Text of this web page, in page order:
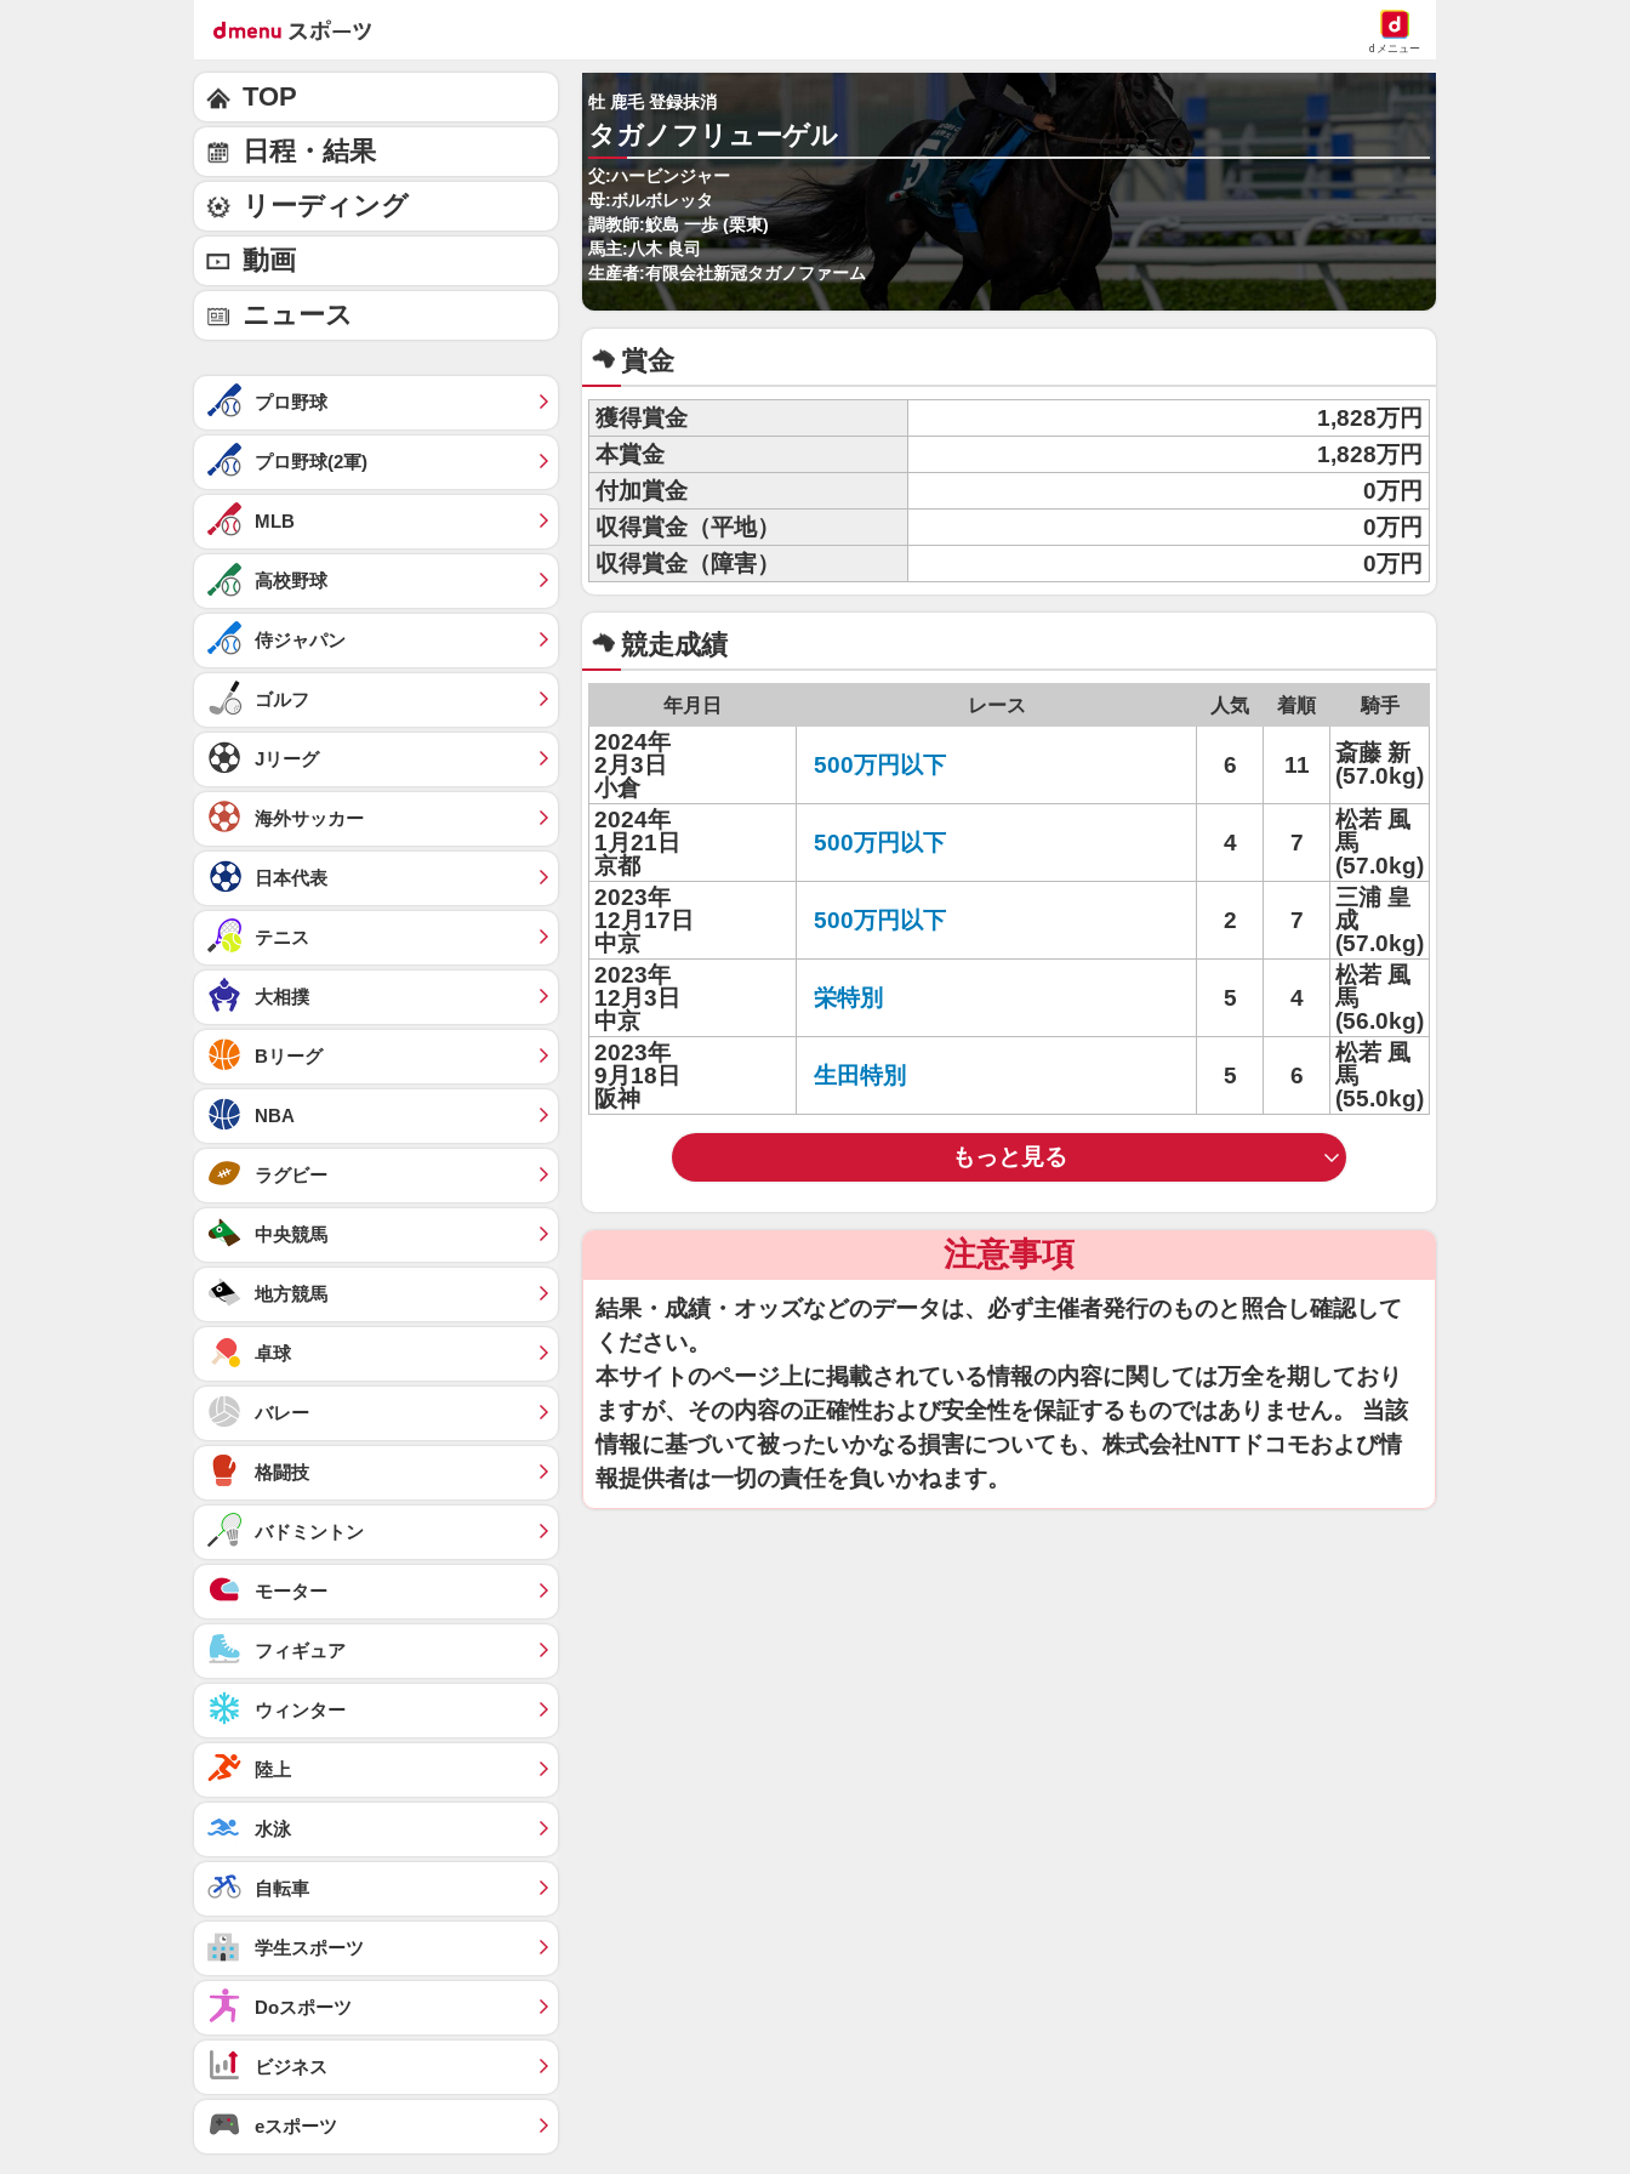
dメニュー
牡 鹿毛 登録抹消
タガノフリューゲル
父:ハービンジャー
母:ボルボレッタ
調教師:鮫島 一歩 (栗東)
馬主:八木 良司
生産者:有限会社新冠タガノファーム
賞金
獲得賞金
1,828万円
本賞金
1,828万円
付加賞金
0万円
収得賞金（平地）
0万円
収得賞金（障害）
0万円
競走成績
年月日 レース 人気 着順 騎手
2024年
2月3日
小倉
500万円以下 6 11
斎藤 新
(57.0kg)
2024年
1月21日
京都
500万円以下 4 7
松若 風
馬
(57.0kg)
2023年
12月17日
中京
500万円以下 2 7
三浦 皇
成
(57.0kg)
2023年
12月3日
中京
栄特別 5 4
松若 風
馬
(56.0kg)
2023年
9月18日
阪神
生田特別 5 6
松若 風
馬
(55.0kg)
もっと見る
注意事項
結果・成績・オッズなどのデータは、必ず主催者発行のものと照合し確認して
ください。
本サイトのページ上に掲載されている情報の内容に関しては万全を期しており
ますが、その内容の正確性および安全性を保証するものではありません。 当該
情報に基づいて被ったいかなる損害についても、株式会社NTTドコモおよび情
報提供者は一切の責任を負いかねます。
TOP
日程・結果
リーディング
動画
ニュース
プロ野球
プロ野球(2軍)
MLB
高校野球
侍ジャパン
ゴルフ
Jリーグ
海外サッカー
日本代表
テニス
大相撲
Bリーグ
NBA
ラグビー
中央競馬
地方競馬
卓球
バレー
格闘技
バドミントン
モーター
フィギュア
ウィンター
陸上
水泳
自転車
学生スポーツ
Doスポーツ
ビジネス
eスポーツ